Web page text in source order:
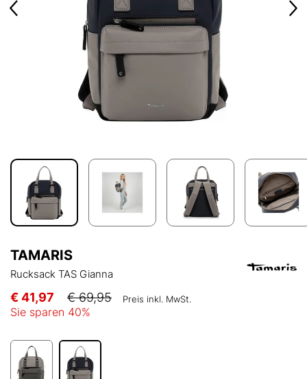
TAMARIS
Rucksack TAS Gianna
€ 41,97 € 69,95 Preis inkl. MwSt.
Sie sparen 40%